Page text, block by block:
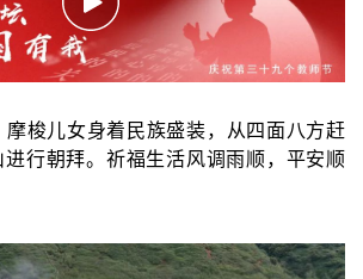
摩梭儿女身着民族盛装，从四面八方赶
行朝拜。祈福生活风调雨顺，平安顺